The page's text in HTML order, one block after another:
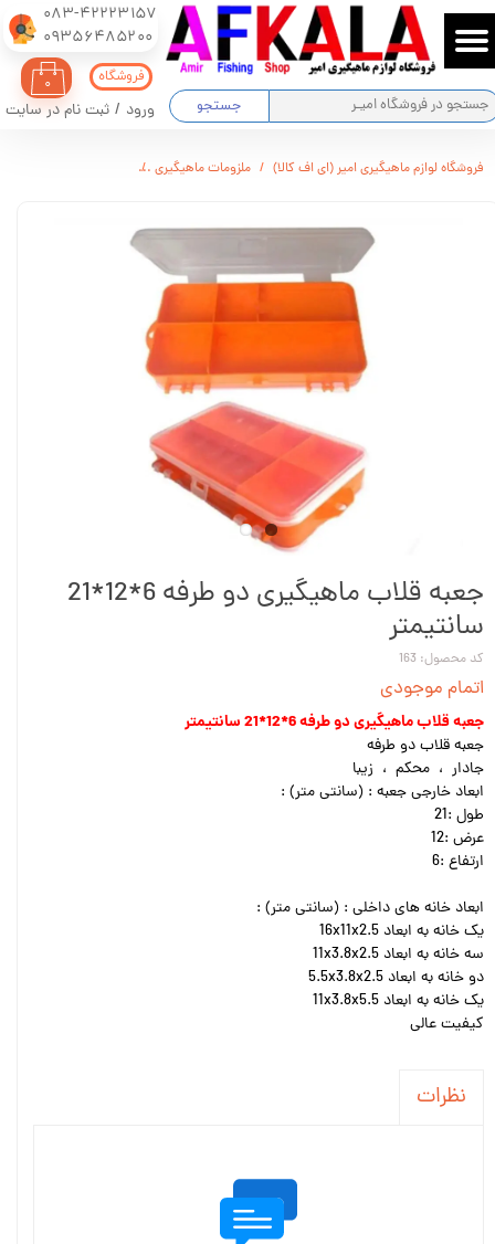
083-42223157
​​​​​​​09356485200
جستجو
۰
ورود / ثبت نام در سایت
حساب کاربری من
تغییر گذر واژه
فروشگاه
فروشگاه لوازم ماهیگیری امیر (ای اف کالا) ملزومات ماهیگیری
جعبه قلاب ماهیگیری دو طرفه 6*12*21
سانتیمتر
کد محصول: 163
اتمام موجودی
جعبه قلاب ماهیگیری دو طرفه 6*12*21 سانتیمتر
جعبه قلاب دو طرفه
جادار ، محکم ، زیبا
ابعاد خارجی جعبه : (سانتی متر) :
طول :21
عرض :12
ارتفاع :6
ابعاد خانه های داخلی : (سانتی متر) :
یک خانه به ابعاد 16x11x2.5
سه خانه به ابعاد 11x3.8x2.5
دو خانه به ابعاد 5.5x3.8x2.5
یک خانه به ابعاد 11x3.8x5.5
کیفیت عالی
نظرات